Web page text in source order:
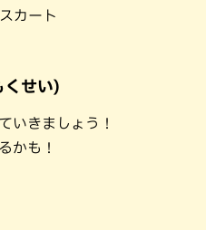
カート
くせい)
いきましょう！
かも！